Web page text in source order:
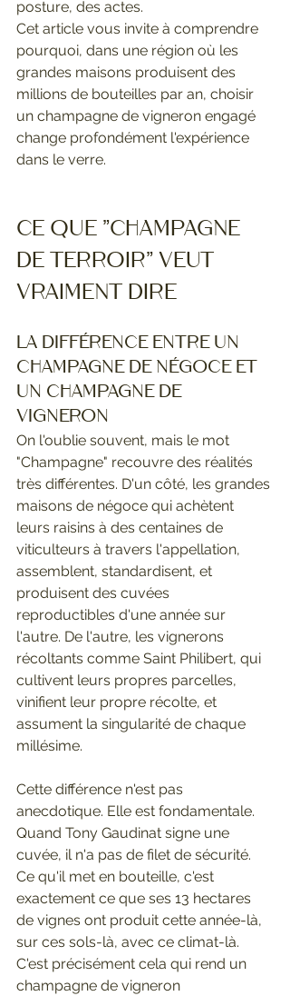
posture, des actes.
Cet article vous invite à comprendre
pourquoi, dans une région où les
grandes maisons produisent des
millions de bouteilles par an, choisir
un champagne de vigneron engagé
change profondément l'expérience
dans le verre.
Ce que "champagne
de terroir" veut
vraiment dire
La différence entre un
champagne de négoce et
un champagne de
vigneron
On l'oublie souvent, mais le mot
"Champagne" recouvre des réalités
très différentes. D'un côté, les grandes
maisons de négoce qui achètent
leurs raisins à des centaines de
viticulteurs à travers l'appellation,
assemblent, standardisent, et
produisent des cuvées
reproductibles d'une année sur
l'autre. De l'autre, les vignerons
récoltants comme Saint Philibert, qui
cultivent leurs propres parcelles,
vinifient leur propre récolte, et
assument la singularité de chaque
millésime.
Cette différence n'est pas
anecdotique. Elle est fondamentale.
Quand Tony Gaudinat signe une
cuvée, il n'a pas de filet de sécurité.
Ce qu'il met en bouteille, c'est
exactement ce que ses 13 hectares
de vignes ont produit cette année-là,
sur ces sols-là, avec ce climat-là.
C'est précisément cela qui rend un
champagne de vigneron